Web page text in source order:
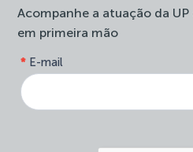
Acompanhe a atuação da
em primeira mão
E-mail
*